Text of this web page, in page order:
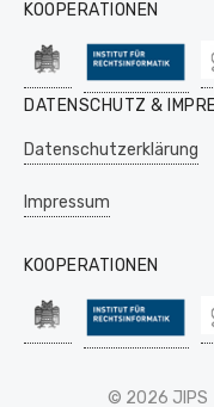
KOOPERATIONEN
DATENSCHUTZ &
Datenschutzerklärung
Impressum
KOOPERATIONEN
© 2026 JIPS